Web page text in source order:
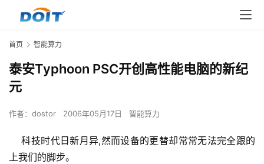
首页 智能算力
泰安Typhoon PSC开创高性能电脑的新纪
元
作者： dostor 2006年05月17日 智能算力
科技时代日新月异,然而设备的更替却常常无法完全跟的
上我们的脚步。